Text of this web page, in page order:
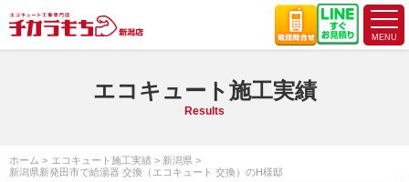
エコキュート施工実績
Results
ホーム エコキュート施工実績
新潟県
新潟県新発田市で給湯器 交換（エコキュート 交換）のH様邸